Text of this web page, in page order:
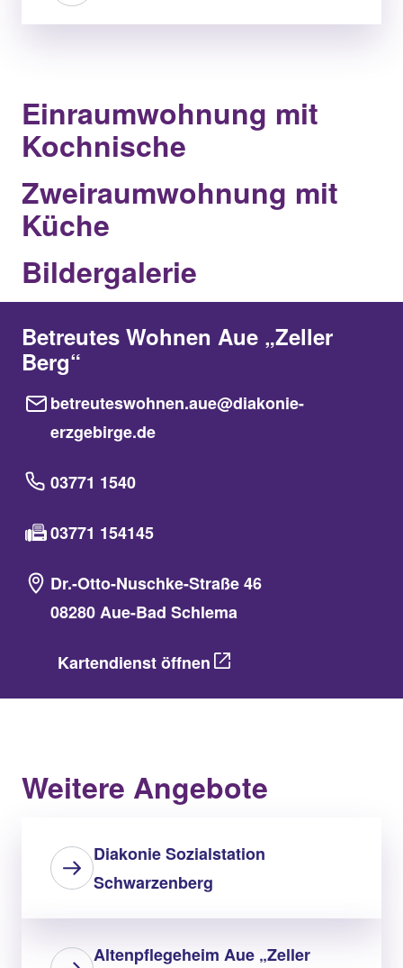
Einraumwohnung mit
Kochnische
Zweiraumwohnung mit
Küche
Bildergalerie
Betreutes Wohnen Aue „Zeller
Berg“
betreuteswohnen.aue@diakonie-
erzgebirge.de
03771 1540
03771 154145
Dr.-Otto-Nuschke-Straße 46
08280 Aue-Bad Schlema
Kartendienst öffnen
Weitere Angebote
Diakonie Sozialstation
Schwarzenberg
Altenpflegeheim Aue „Zeller